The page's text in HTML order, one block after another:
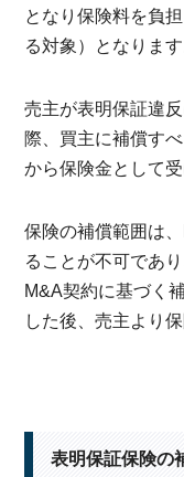
となり保険料を負
る対象）となります
売主が表明保証違
際、買主に補償す
から保険金として
保険の補償範囲は
ることが不可であ
M&A契約に基づく
した後、売主より
表明保証保険の